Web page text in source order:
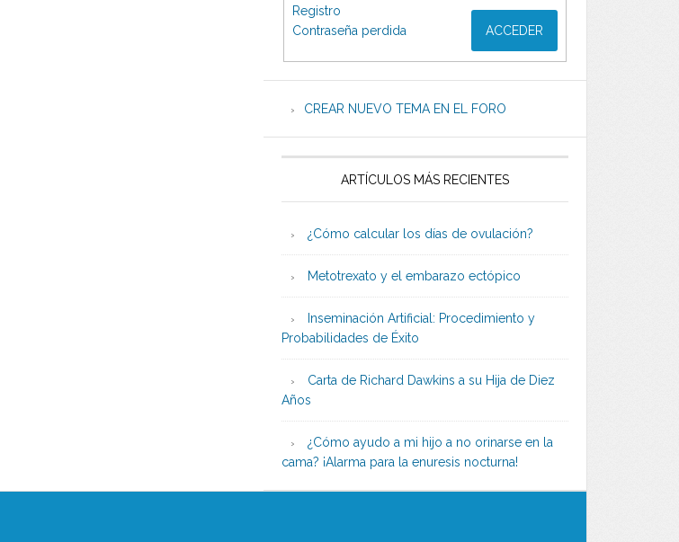
ACCEDER
Registro
Contraseña perdida
CREAR NUEVO TEMA EN EL FORO
ARTÍCULOS MÁS RECIENTES
¿Cómo calcular los días de ovulación?
Metotrexato y el embarazo ectópico
Inseminación Artificial: Procedimiento y
Probabilidades de Éxito
Carta de Richard Dawkins a su Hija de Diez
Años
¿Cómo ayudo a mi hijo a no orinarse en la
cama? ¡Alarma para la enuresis nocturna!